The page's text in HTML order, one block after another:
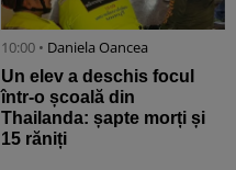
10:00 • Daniela Oancea
Un elev a deschis focul
într-o școală din
Thailanda: șapte morți și
15 răniți